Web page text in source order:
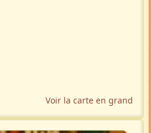
Voir la carte en grand